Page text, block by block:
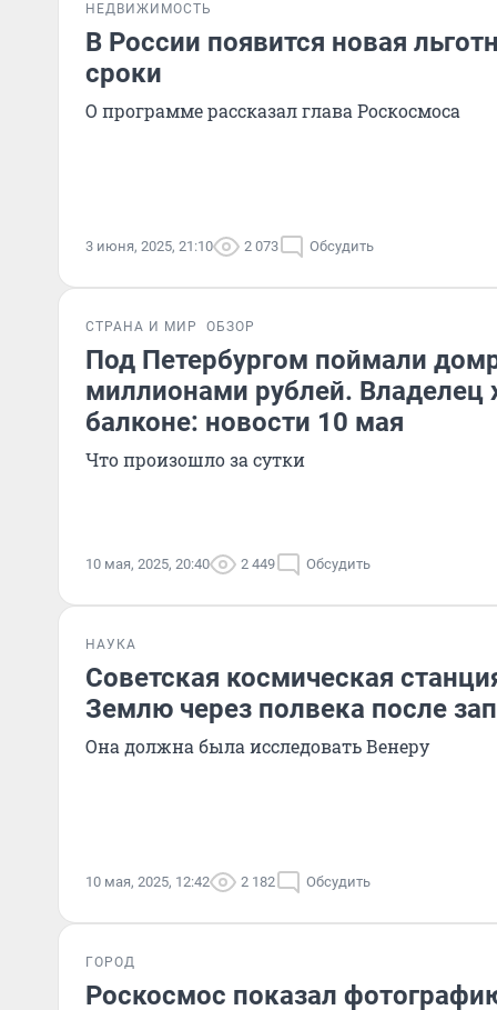
НЕДВИЖИМОСТЬ
В России появится новая
сроки
О программе рассказал глава Роскосмоса
3 июня, 2025, 21:10 2 073 Обсудить
СТРАНА И МИР ОБЗОР
Под Петербургом поймали
миллионами рублей. Владелец
балконе: новости 10 мая
Что произошло за сутки
10 мая, 2025, 20:40 2 449 Обсудить
НАУКА
Советская космическая
Землю через полвека после
Она должна была исследовать Венеру
10 мая, 2025, 12:42 2 182 Обсудить
ГОРОД
Роскосмос показал